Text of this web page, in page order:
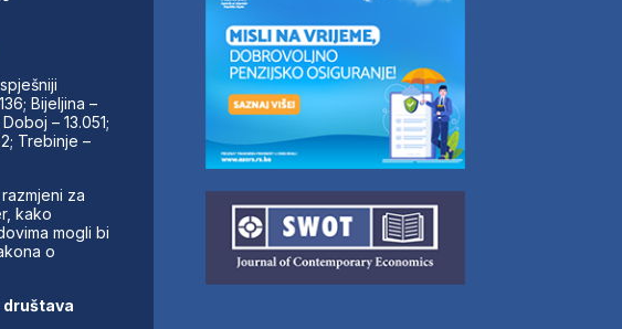
Bijeljina –
– 13.051;
Trebinje –
za
kako
mogli bi
o
društava